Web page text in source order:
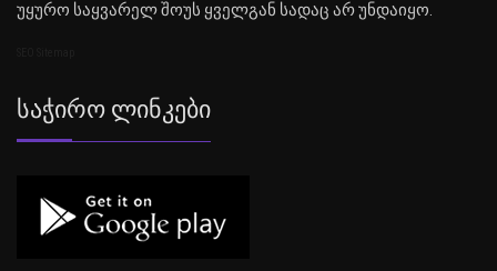
უყურო საყვარელ შოუს ყველგან სადაც არ უნდაიყო.
Საჭირო Ლინკები